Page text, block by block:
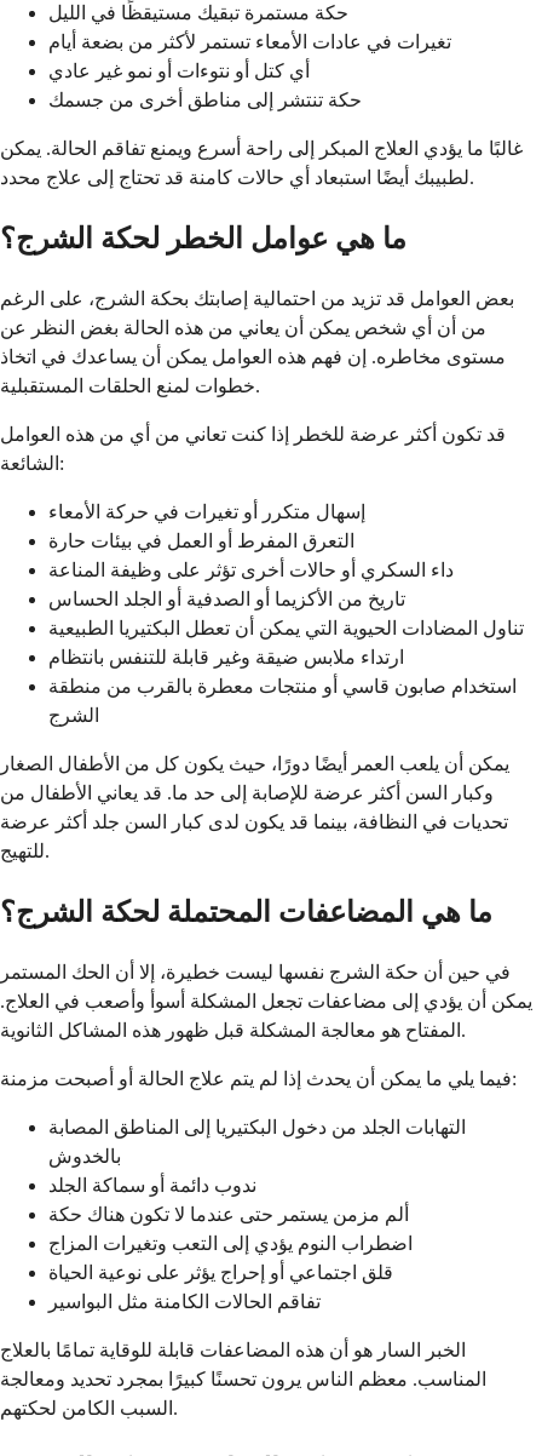
حكة مستمرة تبقيك مستيقظًا في الليل
تغيرات في عادات الأمعاء تستمر لأكثر من بضعة أيام
أي كتل أو نتوءات أو نمو غير عادي
حكة تنتشر إلى مناطق أخرى من جسمك
غالبًا ما يؤدي العلاج المبكر إلى راحة أسرع ويمنع تفاقم الحالة. يمكن
لطبيبك أيضًا استبعاد أي حالات كامنة قد تحتاج إلى علاج محدد.
ما هي عوامل الخطر لحكة الشرج؟
بعض العوامل قد تزيد من احتمالية إصابتك بحكة الشرج، على الرغم
من أن أي شخص يمكن أن يعاني من هذه الحالة بغض النظر عن
مستوى مخاطره. إن فهم هذه العوامل يمكن أن يساعدك في اتخاذ
خطوات لمنع الحلقات المستقبلية.
قد تكون أكثر عرضة للخطر إذا كنت تعاني من أي من هذه العوامل
الشائعة:
إسهال متكرر أو تغيرات في حركة الأمعاء
التعرق المفرط أو العمل في بيئات حارة
داء السكري أو حالات أخرى تؤثر على وظيفة المناعة
تاريخ من الأكزيما أو الصدفية أو الجلد الحساس
تناول المضادات الحيوية التي يمكن أن تعطل البكتيريا الطبيعية
ارتداء ملابس ضيقة وغير قابلة للتنفس بانتظام
استخدام صابون قاسي أو منتجات معطرة بالقرب من منطقة
الشرج
يمكن أن يلعب العمر أيضًا دورًا، حيث يكون كل من الأطفال الصغار
وكبار السن أكثر عرضة للإصابة إلى حد ما. قد يعاني الأطفال من
تحديات في النظافة، بينما قد يكون لدى كبار السن جلد أكثر عرضة
للتهيج.
ما هي المضاعفات المحتملة لحكة الشرج؟
في حين أن حكة الشرج نفسها ليست خطيرة، إلا أن الحك المستمر
يمكن أن يؤدي إلى مضاعفات تجعل المشكلة أسوأ وأصعب في العلاج.
المفتاح هو معالجة المشكلة قبل ظهور هذه المشاكل الثانوية.
فيما يلي ما يمكن أن يحدث إذا لم يتم علاج الحالة أو أصبحت مزمنة:
التهابات الجلد من دخول البكتيريا إلى المناطق المصابة
بالخدوش
ندوب دائمة أو سماكة الجلد
ألم مزمن يستمر حتى عندما لا تكون هناك حكة
اضطراب النوم يؤدي إلى التعب وتغيرات المزاج
قلق اجتماعي أو إحراج يؤثر على نوعية الحياة
تفاقم الحالات الكامنة مثل البواسير
الخبر السار هو أن هذه المضاعفات قابلة للوقاية تمامًا بالعلاج
المناسب. معظم الناس يرون تحسنًا كبيرًا بمجرد تحديد ومعالجة
السبب الكامن لحكتهم.